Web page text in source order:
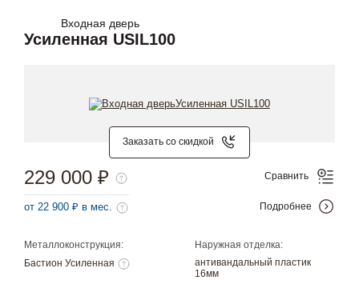
Входная дверь
Усиленная USIL100
Заказать со скидкой
Металлоконструкция:
Бастион Усиленная
Наружная отделка:
антивандальный пластик
16мм
229 000 ₽
от 22 900 ₽ в мес.
Сравнить
Подробнее